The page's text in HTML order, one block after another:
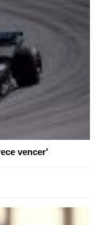
vencer'